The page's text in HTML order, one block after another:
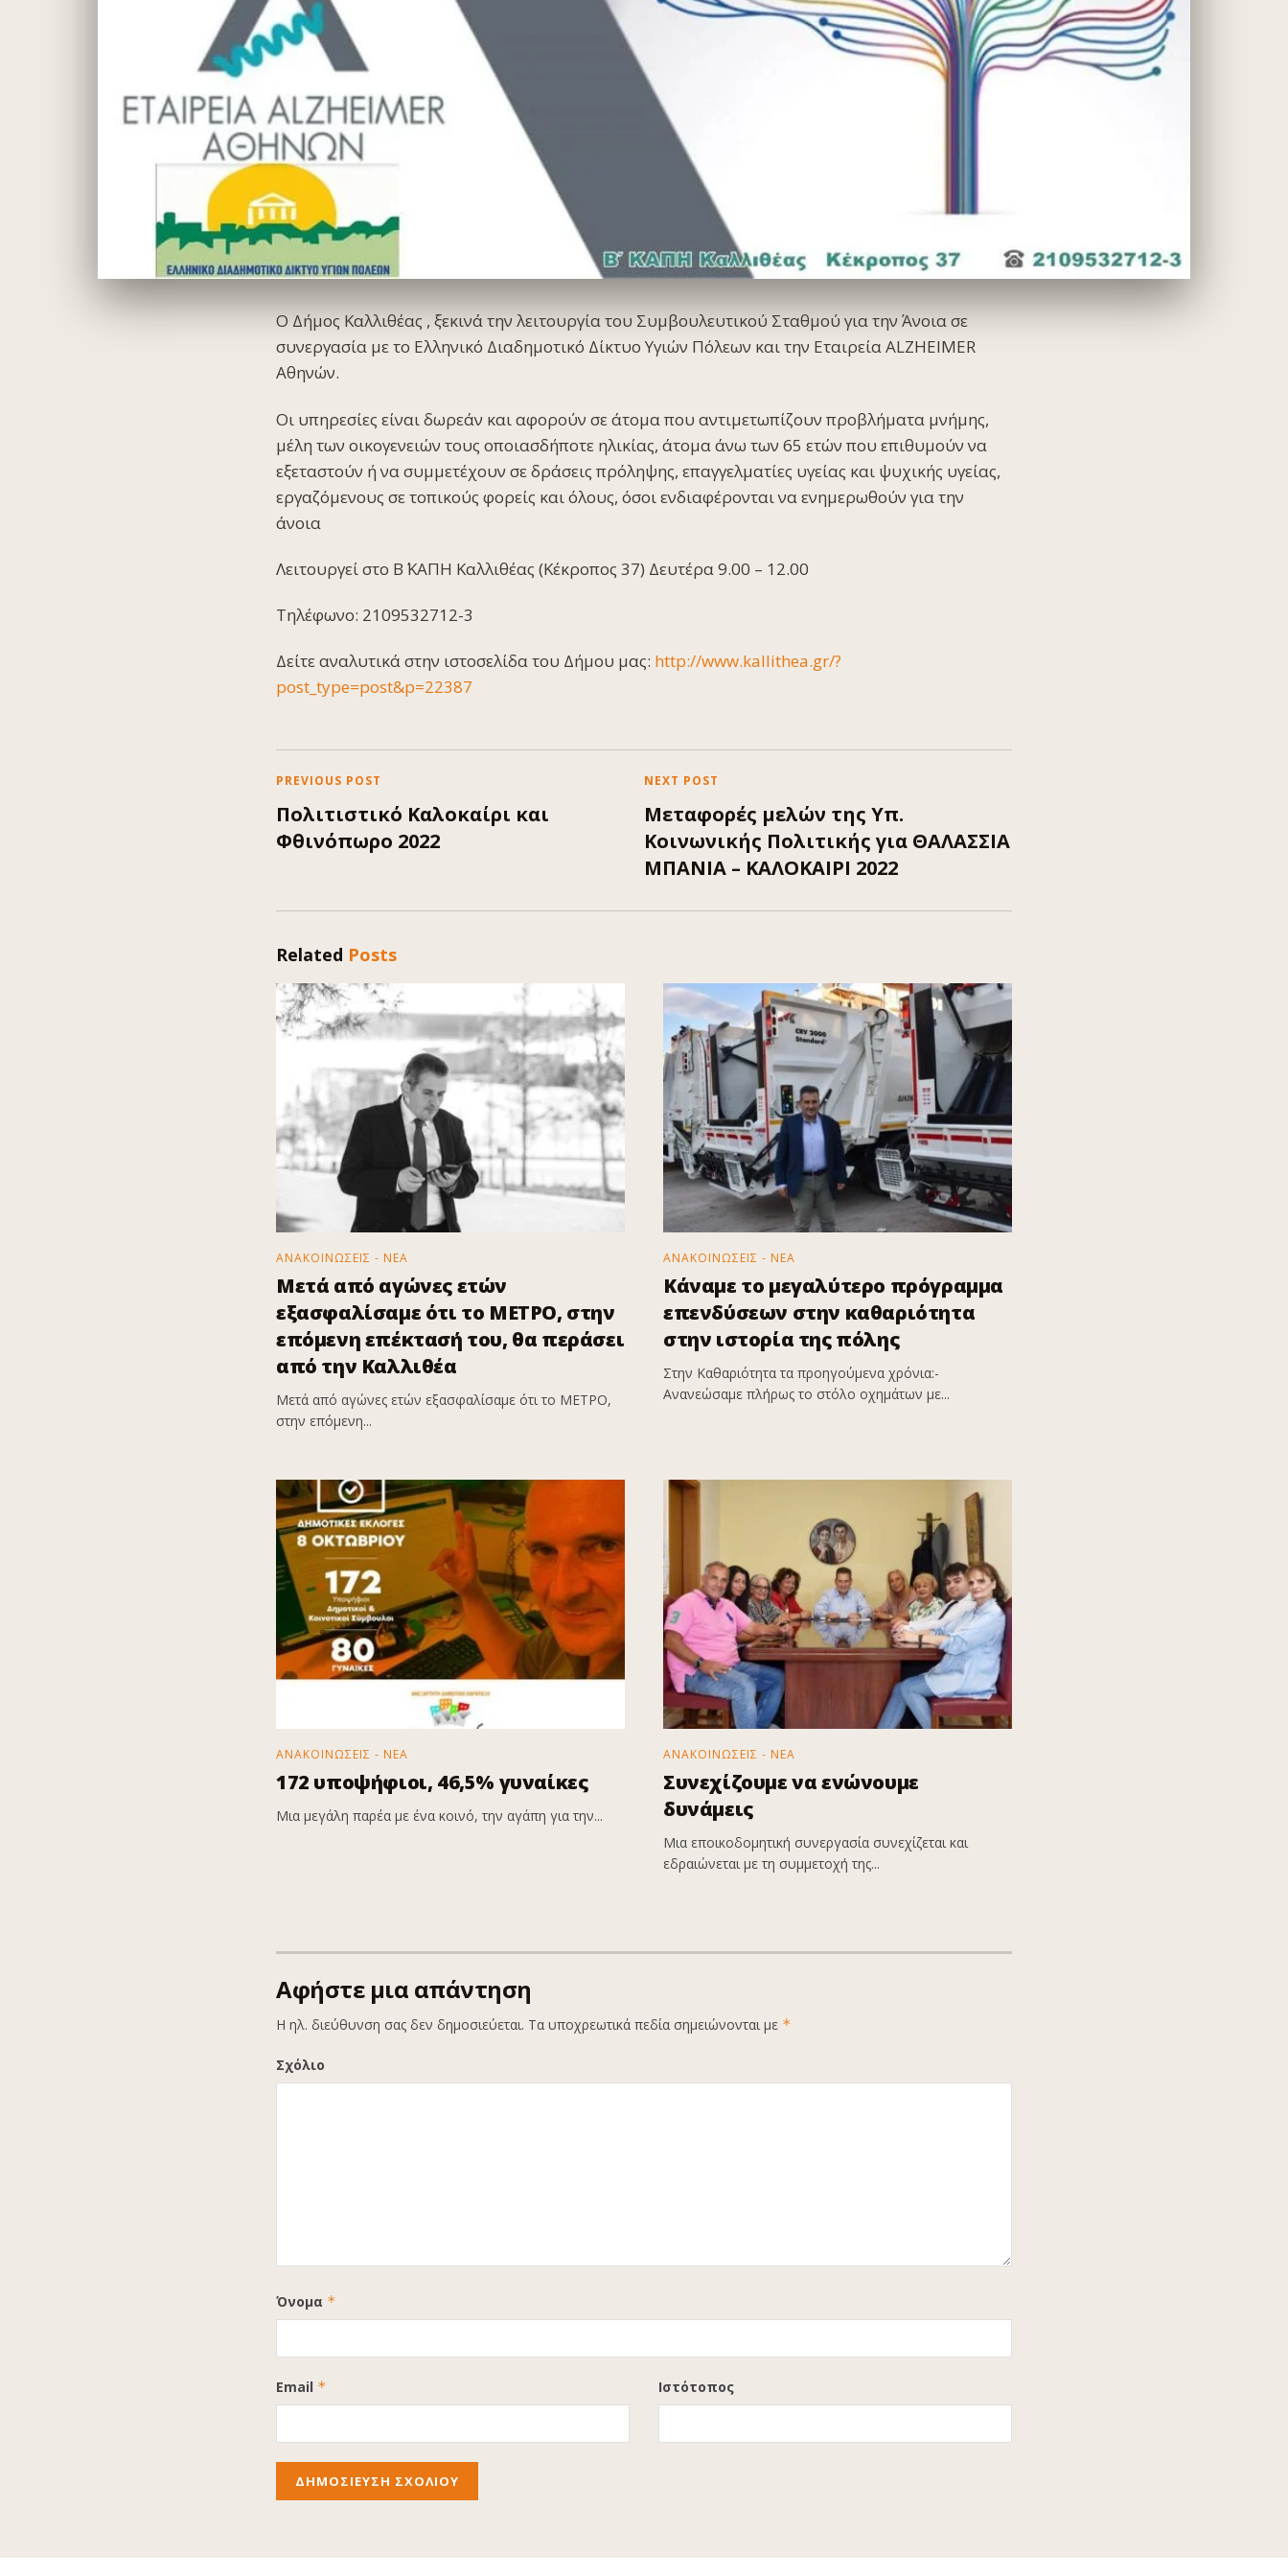
Ο Δήμος Καλλιθέας , ξεκινά την λειτουργία του Συμβουλευτικού Σταθμού για την Άνοια σε
συνεργασία με το Ελληνικό Διαδημοτικό Δίκτυο Υγιών Πόλεων και την Εταιρεία ALZHEIMER
Aθηνών.
Οι υπηρεσίες είναι δωρεάν και αφορούν σε άτομα που αντιμετωπίζουν προβλήματα μνήμης,
μέλη των οικογενειών τους οποιασδήποτε ηλικίας, άτομα άνω των 65 ετών που επιθυμούν να
εξεταστούν ή να συμμετέχουν σε δράσεις πρόληψης, επαγγελματίες υγείας και ψυχικής υγείας,
εργαζόμενους σε τοπικούς φορείς και όλους, όσοι ενδιαφέρονται να ενημερωθούν για την
άνοια
Λειτουργεί στο Β΄ ΚΑΠΗ Καλλιθέας (Κέκροπος 37) Δευτέρα 9.00 – 12.00
Τηλέφωνο: 2109532712-3
Δείτε αναλυτικά στην ιστοσελίδα του Δήμου μας: http://www.kallithea.gr/?
post_type=post&p=22387
PREVIOUS POST
Πολιτιστικό Καλοκαίρι και
Φθινόπωρο 2022
NEXT POST
Μεταφορές μελών της Υπ.
Κοινωνικής Πολιτικής για ΘΑΛΑΣΣΙΑ
ΜΠΑΝΙΑ – ΚΑΛΟΚΑΙΡΙ 2022
Related Posts
ΑΝΑΚΟΙΝΩΣΕΙΣ - ΝΕΑ
Μετά από αγώνες ετών
εξασφαλίσαμε ότι το ΜΕΤΡΟ, στην
επόμενη επέκτασή του, θα περάσει
από την Καλλιθέα
Μετά από αγώνες ετών εξασφαλίσαμε ότι το ΜΕΤΡΟ,
στην επόμενη...
ΑΝΑΚΟΙΝΩΣΕΙΣ - ΝΕΑ
Κάναμε το μεγαλύτερο πρόγραμμα
επενδύσεων στην καθαριότητα
στην ιστορία της πόλης
Στην Καθαριότητα τα προηγούμενα χρόνια:-
Ανανεώσαμε πλήρως το στόλο οχημάτων με...
ΑΝΑΚΟΙΝΩΣΕΙΣ - ΝΕΑ
172 υποψήφιοι, 46,5% γυναίκες
Μια μεγάλη παρέα με ένα κοινό, την αγάπη για την...
ΑΝΑΚΟΙΝΩΣΕΙΣ - ΝΕΑ
Συνεχίζουμε να ενώνουμε
δυνάμεις
Μια εποικοδομητική συνεργασία συνεχίζεται και
εδραιώνεται με τη συμμετοχή της...
Αφήστε μια απάντηση
Η ηλ. διεύθυνση σας δεν δημοσιεύεται. Τα υποχρεωτικά πεδία σημειώνονται με *
Σχόλιο
Όνομα *
Email * Ιστότοπος